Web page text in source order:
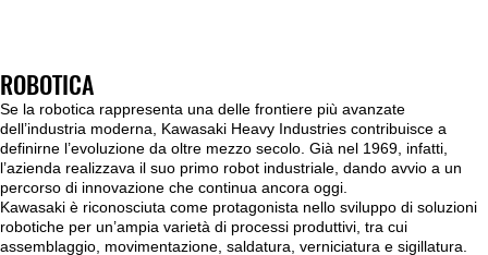
ROBOTICA
Se la robotica rappresenta una delle frontiere più avanzate
dell’industria moderna, Kawasaki Heavy Industries contribuisce a
definirne l’evoluzione da oltre mezzo secolo. Già nel 1969, infatti,
l’azienda realizzava il suo primo robot industriale, dando avvio a un
percorso di innovazione che continua ancora oggi.
Kawasaki è riconosciuta come protagonista nello sviluppo di soluzioni
robotiche per un’ampia varietà di processi produttivi, tra cui
assemblaggio, movimentazione, saldatura, verniciatura e sigillatura.